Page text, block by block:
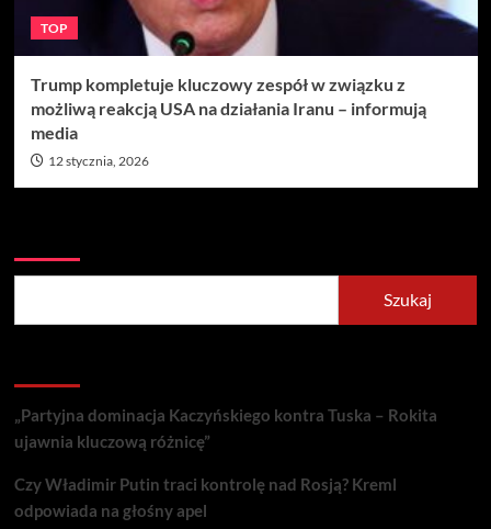
TOP
Trump kompletuje kluczowy zespół w związku z
możliwą reakcją USA na działania Iranu – informują
media
12 stycznia, 2026
Szukaj
„Partyjna dominacja Kaczyńskiego kontra Tuska – Rokita
ujawnia kluczową różnicę”
Czy Władimir Putin traci kontrolę nad Rosją? Kreml
odpowiada na głośny apel